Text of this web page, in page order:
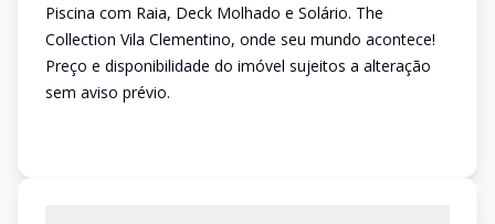
Piscina com Raia, Deck Molhado e Solário. The
Collection Vila Clementino, onde seu mundo acontece!
Preço e disponibilidade do imóvel sujeitos a alteração
sem aviso prévio.